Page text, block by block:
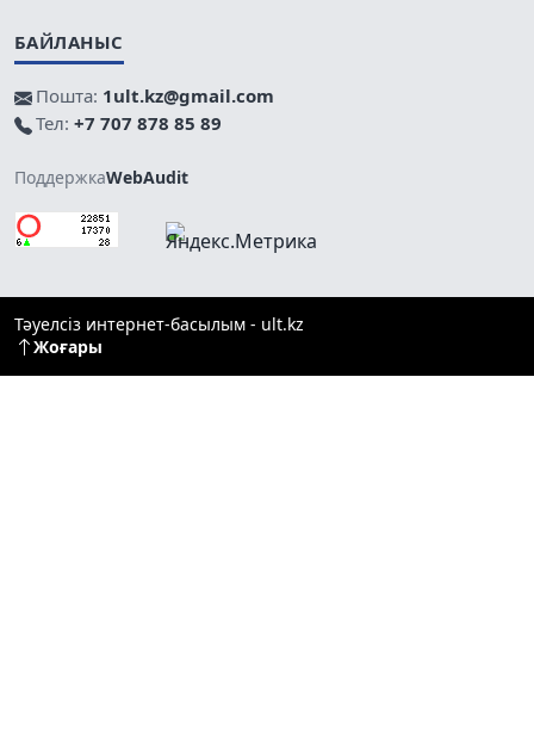
БАЙЛАНЫС
Пошта: 1ult.kz@gmail.com
Тел: +7 707 878 85 89
ПоддержкаWebAudit
Тәуелсіз интернет-басылым - ult.kz
Жоғары